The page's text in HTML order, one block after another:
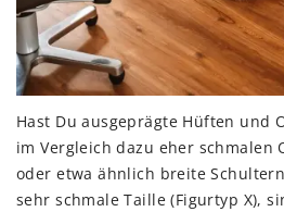
Hast Du ausgeprägte Hüften und
im Vergleich dazu eher schmalen
oder etwa ähnlich breite
sehr schmale Taille (Figurtyp X),